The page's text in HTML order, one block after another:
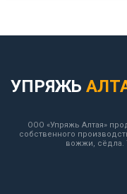
УПРЯЖЬ
ООО «Упряжь Алтая»
собственного
вожжи, сёдла.